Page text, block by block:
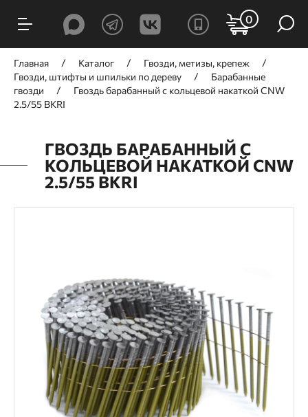
0
Главная Каталог
Гвозди, метизы, крепеж
Гвозди, штифты и шпильки по дереву
Барабанные
гвозди
Гвоздь барабанный с кольцевой накаткой CNW
2.5/55 BKRI
ГВОЗДЬ БАРАБАННЫЙ С
КОЛЬЦЕВОЙ НАКАТКОЙ CNW
2.5/55 BKRI